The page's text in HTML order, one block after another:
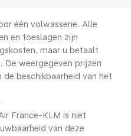
één volwassene. Alle
en toeslagen zijn
maar u betaalt
De weergegeven prijzen
de beschikbaarheid van het
France-KLM is niet
van deze